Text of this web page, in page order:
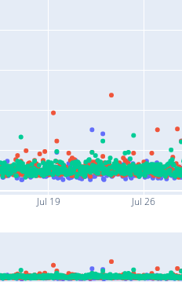
Jul 19 Jul 26